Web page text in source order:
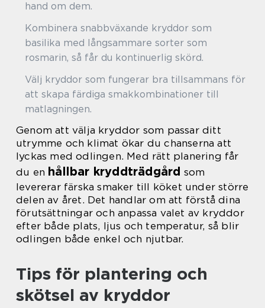
hand om dem.
Kombinera snabbväxande kryddor som
basilika med långsammare sorter som
rosmarin, så får du kontinuerlig skörd.
Välj kryddor som fungerar bra tillsammans för
att skapa färdiga smakkombinationer till
matlagningen.
Genom att välja kryddor som passar ditt
utrymme och klimat ökar du chanserna att
lyckas med odlingen. Med rätt planering får
du en hållbar kryddträdgård som
levererar färska smaker till köket under större
delen av året. Det handlar om att förstå dina
förutsättningar och anpassa valet av kryddor
efter både plats, ljus och temperatur, så blir
odlingen både enkel och njutbar.
Tips för plantering och
skötsel av kryddor